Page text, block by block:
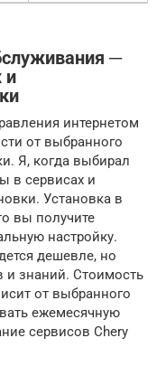
─
и
интернетом
от выбранного
Я, когда выбирал
в сервисах и
Установка в
вы получите
настройку.
дешевле, но
и знаний. Стоимость
от выбранного
ежемесячную
сервисов Chery